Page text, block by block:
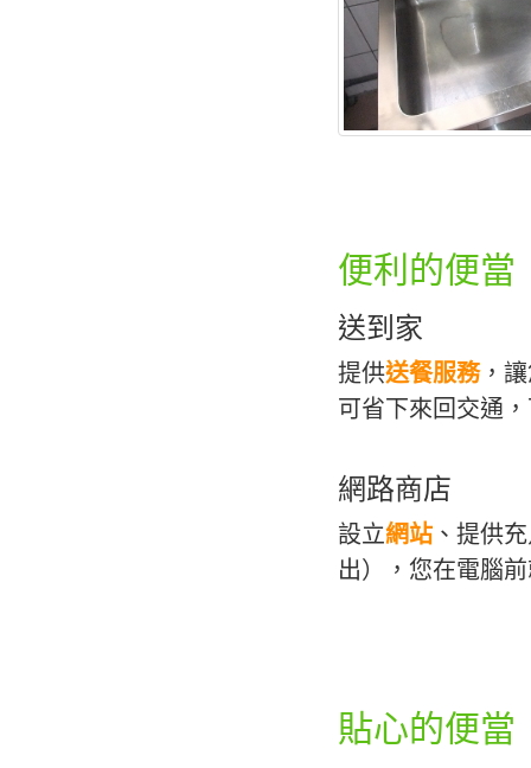
便利的便當
送到家
提供送餐服務，
可省下來回交通
網路商店
設立網站 、提供
出），您在電腦
貼心的便當